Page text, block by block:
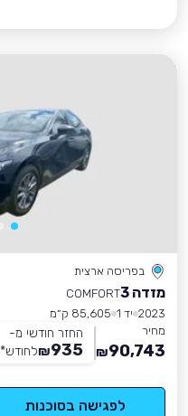
בפריסה ארצית
מזדה 3
COMFORT
2023 יד 1
85,605 ק״מ
מחיר
90,743
₪
החזר חודשי מ-
935
₪לחודש*
לפגישה בסוכנות